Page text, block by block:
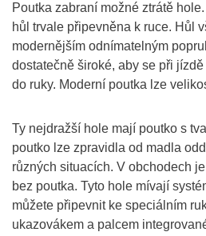
Poutka zabraní možné ztrátě
hůl trvale připevněna k ruce. Hůl
modernějším odnímatelným
dostatečně široké, aby se při
do ruky. Moderní poutka lze
Ty nejdražší hole mají poutko s
poutko lze zpravidla od madla
různých situacích. V obchodech
bez poutka. Tyto hole mívají
můžete připevnit ke speciálním
ukazovákem a palcem